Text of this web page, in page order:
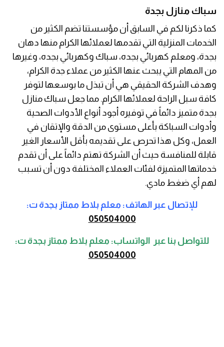
سباك منازل بجدة
كما ذكرنا لكم في السابق أن مؤسستنا تضم الكثير من
الخدمات المنزلية التي تقدمها لعملائها الكرام منها دهان
بجدة، ومعلم كهربائي بجده، سباك وكهربائي بجده، وغيرها
من المهام التي يبحث عنها الكثير من عملاء جدة الكرام،
وهدف الشركة الحقيقي هي أن تبذل ما بوسعها لتوفر
كافة سبل الراحة لعملائها الكرام. مما جعل سباك منازل
بجدة متميز دائماً في توفيره أجود أنواع الأدوات الصحية
وأدوات السباكة بأعلى مستوى من الدقة والإتقان في
العمل، وكل هذا تحرص على تقديمه بأقل الأسعار الغير
قابلة للمنافسة حيث أن الشركة تهتم دائماً على أن تقدم
خدماتها المتميزة لفئات العملاء المختلفة دون أن تسبب
لهم أي ضغط مادي.
للإتصال عبر الهاتف: معلم بلاط ممتاز بجدة ت:
050504000
للتواصل بنا عبر الواتساب: معلم بلاط ممتاز بجدة ت:
050504000